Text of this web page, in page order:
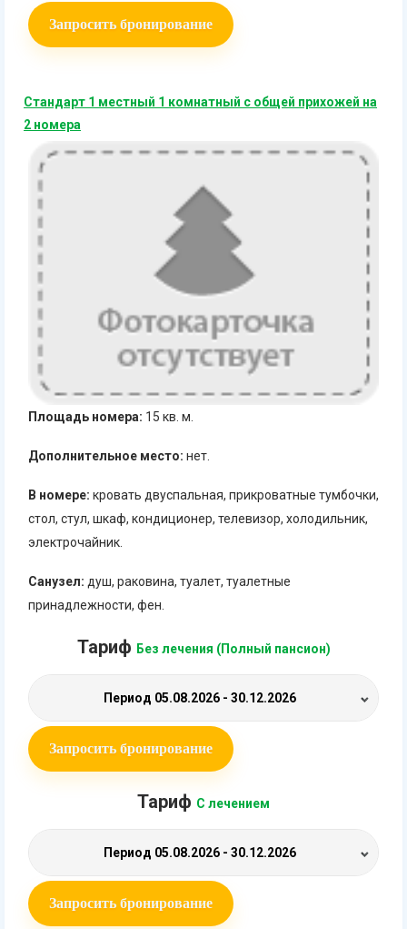
Запросить бронирование
Стандарт 1 местный 1 комнатный с общей прихожей на
2 номера
Площадь номера: 15 кв. м.
Дополнительное место: нет.
В номере: кровать двуспальная, прикроватные тумбочки,
стол, стул, шкаф, кондиционер, телевизор, холодильник,
электрочайник.
Санузел: душ, раковина, туалет, туалетные
принадлежности, фен.
Тариф Без лечения (Полный пансион)
Период 05.08.2026 - 30.12.2026
Запросить бронирование
Тариф С лечением
Период 05.08.2026 - 30.12.2026
Запросить бронирование